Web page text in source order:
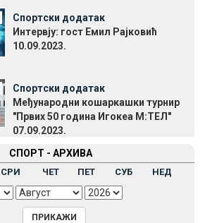
Спортски додатак
Интервју: гост Емил Рајковић
10.09.2023.
Спортски додатак
Међународни кошаркашки турнир
"Првих 50 година Игокеа М:ТЕЛ"
07.09.2023.
СПОРТ - АРХИВА
СРИ ЧЕТ ПЕТ СУБ НЕД